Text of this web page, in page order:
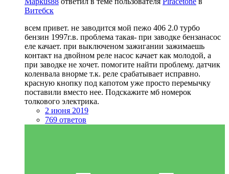
Витебск
всем привет. не заводится мой пежо 406 2.0 турбо
бензин 1997г.в. проблема такая- при заводке бензанасос
еле качает. при выключеном зажигании зажимаешь
контакт на двойном реле насос качает как молодой, а
при заводке не хочет. помогите найти проблему. датчик
коленвала внорме т.к. реле срабатывает исправно.
красную кнопку под капотом уже просто перемычку
поставили вместо нее. Подскажите мб номерок
толкового электрика.
2 июня 2019
769 ответов